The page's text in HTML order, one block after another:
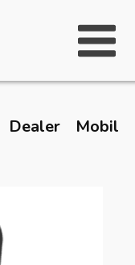
Mobil